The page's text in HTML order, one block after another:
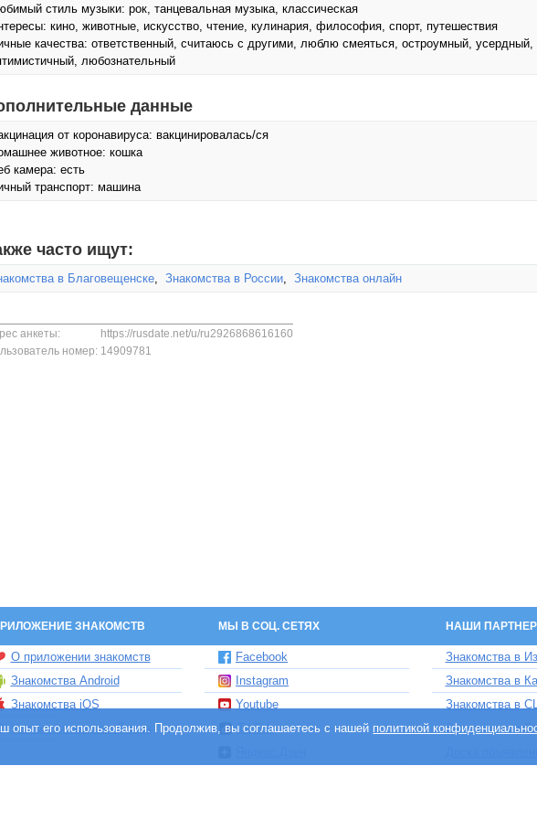
стиль музыки: рок, танцевальная музыка, классическая
кино, животные, искусcтво, чтение, кулинария, философия, спорт, путешествия
качества: ответственный, считаюсь с другими, люблю смеяться, остроумный, усердный,
любознательный
данные
от коронавируса: вакцинировалась/ся
животное: кошка
камера: есть
транспорт: машина
часто ищут:
в Благовещенске, Знакомства в России, Знакомства онлайн
анкеты:
https://rusdate.net/u/ru2926868616160
номер: 14909781
ЗНАКОМСТВ МЫ В СОЦ. СЕТЯХ НАШИ
О приложении знакомств
Знакомства Android
Знакомства iOS
Чат бот знакомств Елена
Facebook
Instagram
Youtube
TikTok
Знакомства в
Знакомства в
Знакомства в
Знакомства в
опыт его использования. Продолжив, вы соглашаетесь с нашей политикой